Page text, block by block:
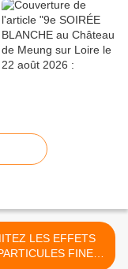
LES EFFETS
FINES